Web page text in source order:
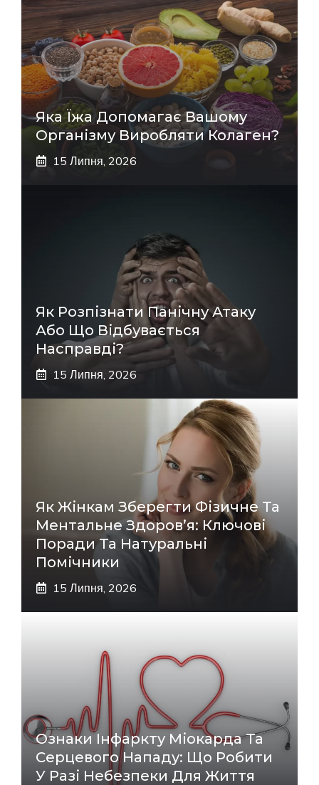
Яка Їжа Допомагає Вашому
Організму Виробляти Колаген?
15 Липня, 2026
Як Розпізнати Панічну Атаку
Або Що Відбувається
Насправді?
15 Липня, 2026
Як Жінкам Зберегти Фізичне Та
Ментальне Здоров’я: Ключові
Поради Та Натуральні
Помічники
15 Липня, 2026
Ознаки Інфаркту Міокарда Та
Серцевого Нападу: Що Робити
У Разі Небезпеки Для Життя